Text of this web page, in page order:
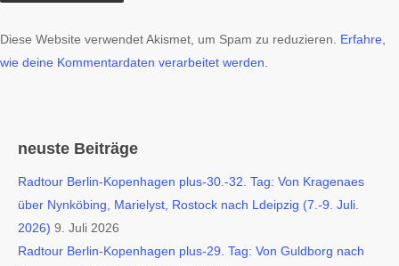
Diese Website verwendet Akismet, um Spam zu reduzieren. Erfahre,
wie deine Kommentardaten verarbeitet werden.
neuste Beiträge
Radtour Berlin-Kopenhagen plus-30.-32. Tag: Von Kragenaes
über Nynköbing, Marielyst, Rostock nach Ldeipzig (7.-9. Juli.
2026) 9. Juli 2026
Radtour Berlin-Kopenhagen plus-29. Tag: Von Guldborg nach